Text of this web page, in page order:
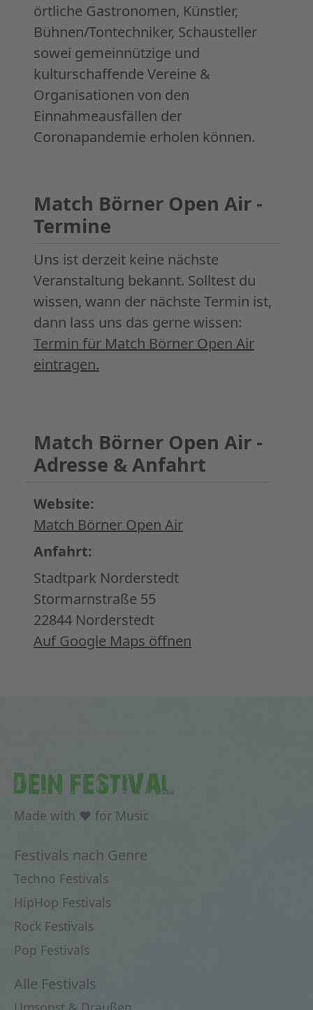
örtliche Gastronomen, Künstler,
Bühnen/Tontechniker, Schausteller
sowei gemeinnützige und
kulturschaffende Vereine &
Organisationen von den
Einnahmeausfällen der
Coronapandemie erholen können.
Match Börner Open Air -
Termine
Uns ist derzeit keine nächste
Veranstaltung bekannt. Solltest du
wissen, wann der nächste Termin ist,
dann lass uns das gerne wissen:
Termin für Match Börner Open Air
eintragen.
Match Börner Open Air -
Adresse & Anfahrt
Website:
Match Börner Open Air
Anfahrt:
Stadtpark Norderstedt
Stormarnstraße 55
22844 Norderstedt
Auf Google Maps öffnen
DEIN FESTIVAL
Made with ♥ for Music
Festivals nach Genre
Techno Festivals
HipHop Festivals
Rock Festivals
Pop Festivals
Alle Festivals